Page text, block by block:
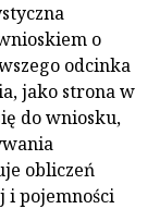
o
odcinka
jako strona w
do wniosku,
obliczeń
i pojemności